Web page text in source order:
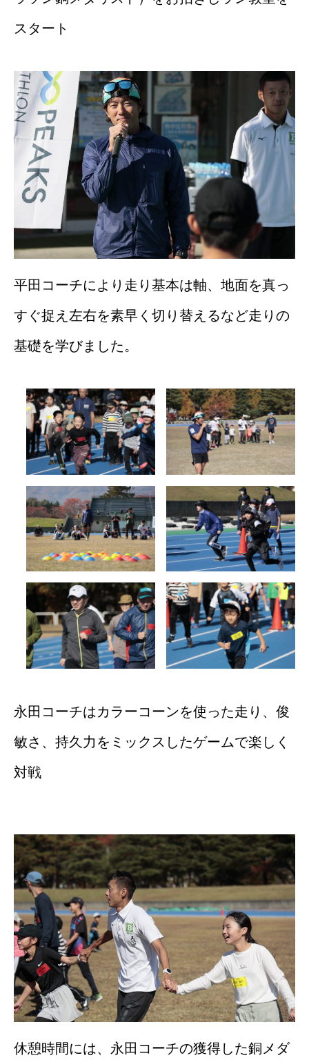
スタート
平田コーチにより走り基本は軸、地面を真っ
すぐ捉え左右を素早く切り替えるなど走りの
基礎を学びました。
永田コーチはカラーコーンを使った走り、俊
敏さ、持久力をミックスしたゲームで楽しく
対戦
休憩時間には、永田コーチの獲得した銅メダ